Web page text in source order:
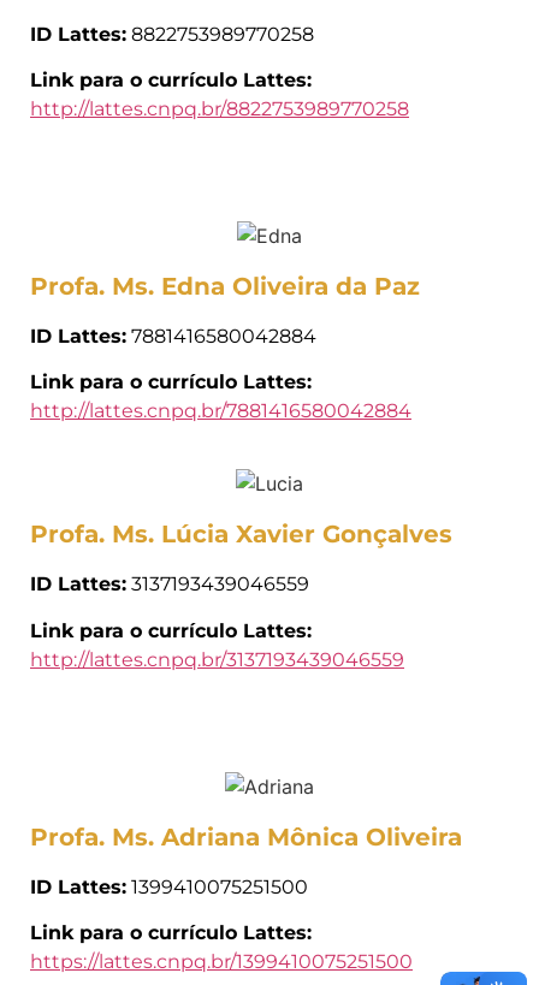
ID Lattes: 8822753989770258
Link para o currículo Lattes:
http://lattes.cnpq.br/8822753989770258
Profa. Ms. Edna Oliveira da Paz
ID Lattes: 7881416580042884
Link para o currículo Lattes:
http://lattes.cnpq.br/7881416580042884
Profa. Ms. Lúcia Xavier Gonçalves
ID Lattes: 3137193439046559
Link para o currículo Lattes:
http://lattes.cnpq.br/3137193439046559
Profa. Ms. Adriana Mônica Oliveira
ID Lattes: 1399410075251500
Link para o currículo Lattes:
https://lattes.cnpq.br/1399410075251500